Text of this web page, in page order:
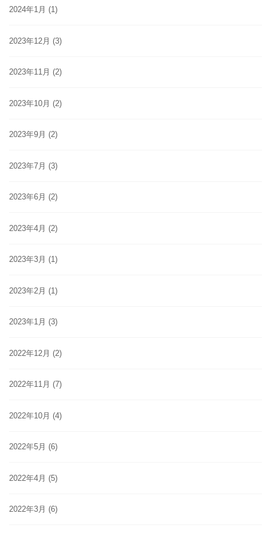
2024年1月 (1)
2023年12月 (3)
2023年11月 (2)
2023年10月 (2)
2023年9月 (2)
2023年7月 (3)
2023年6月 (2)
2023年4月 (2)
2023年3月 (1)
2023年2月 (1)
2023年1月 (3)
2022年12月 (2)
2022年11月 (7)
2022年10月 (4)
2022年5月 (6)
2022年4月 (5)
2022年3月 (6)